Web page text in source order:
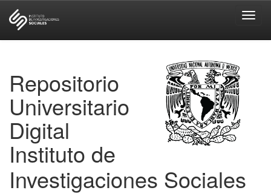
Repositorio
Universitario
Digital
Instituto de
Investigaciones Sociales